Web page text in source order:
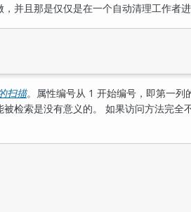
并且那是仅仅是在一个自动清理工作者进
扫描。属性编号从 1 开始编号，即第一
索是没有意义的。 如果访问方法完全